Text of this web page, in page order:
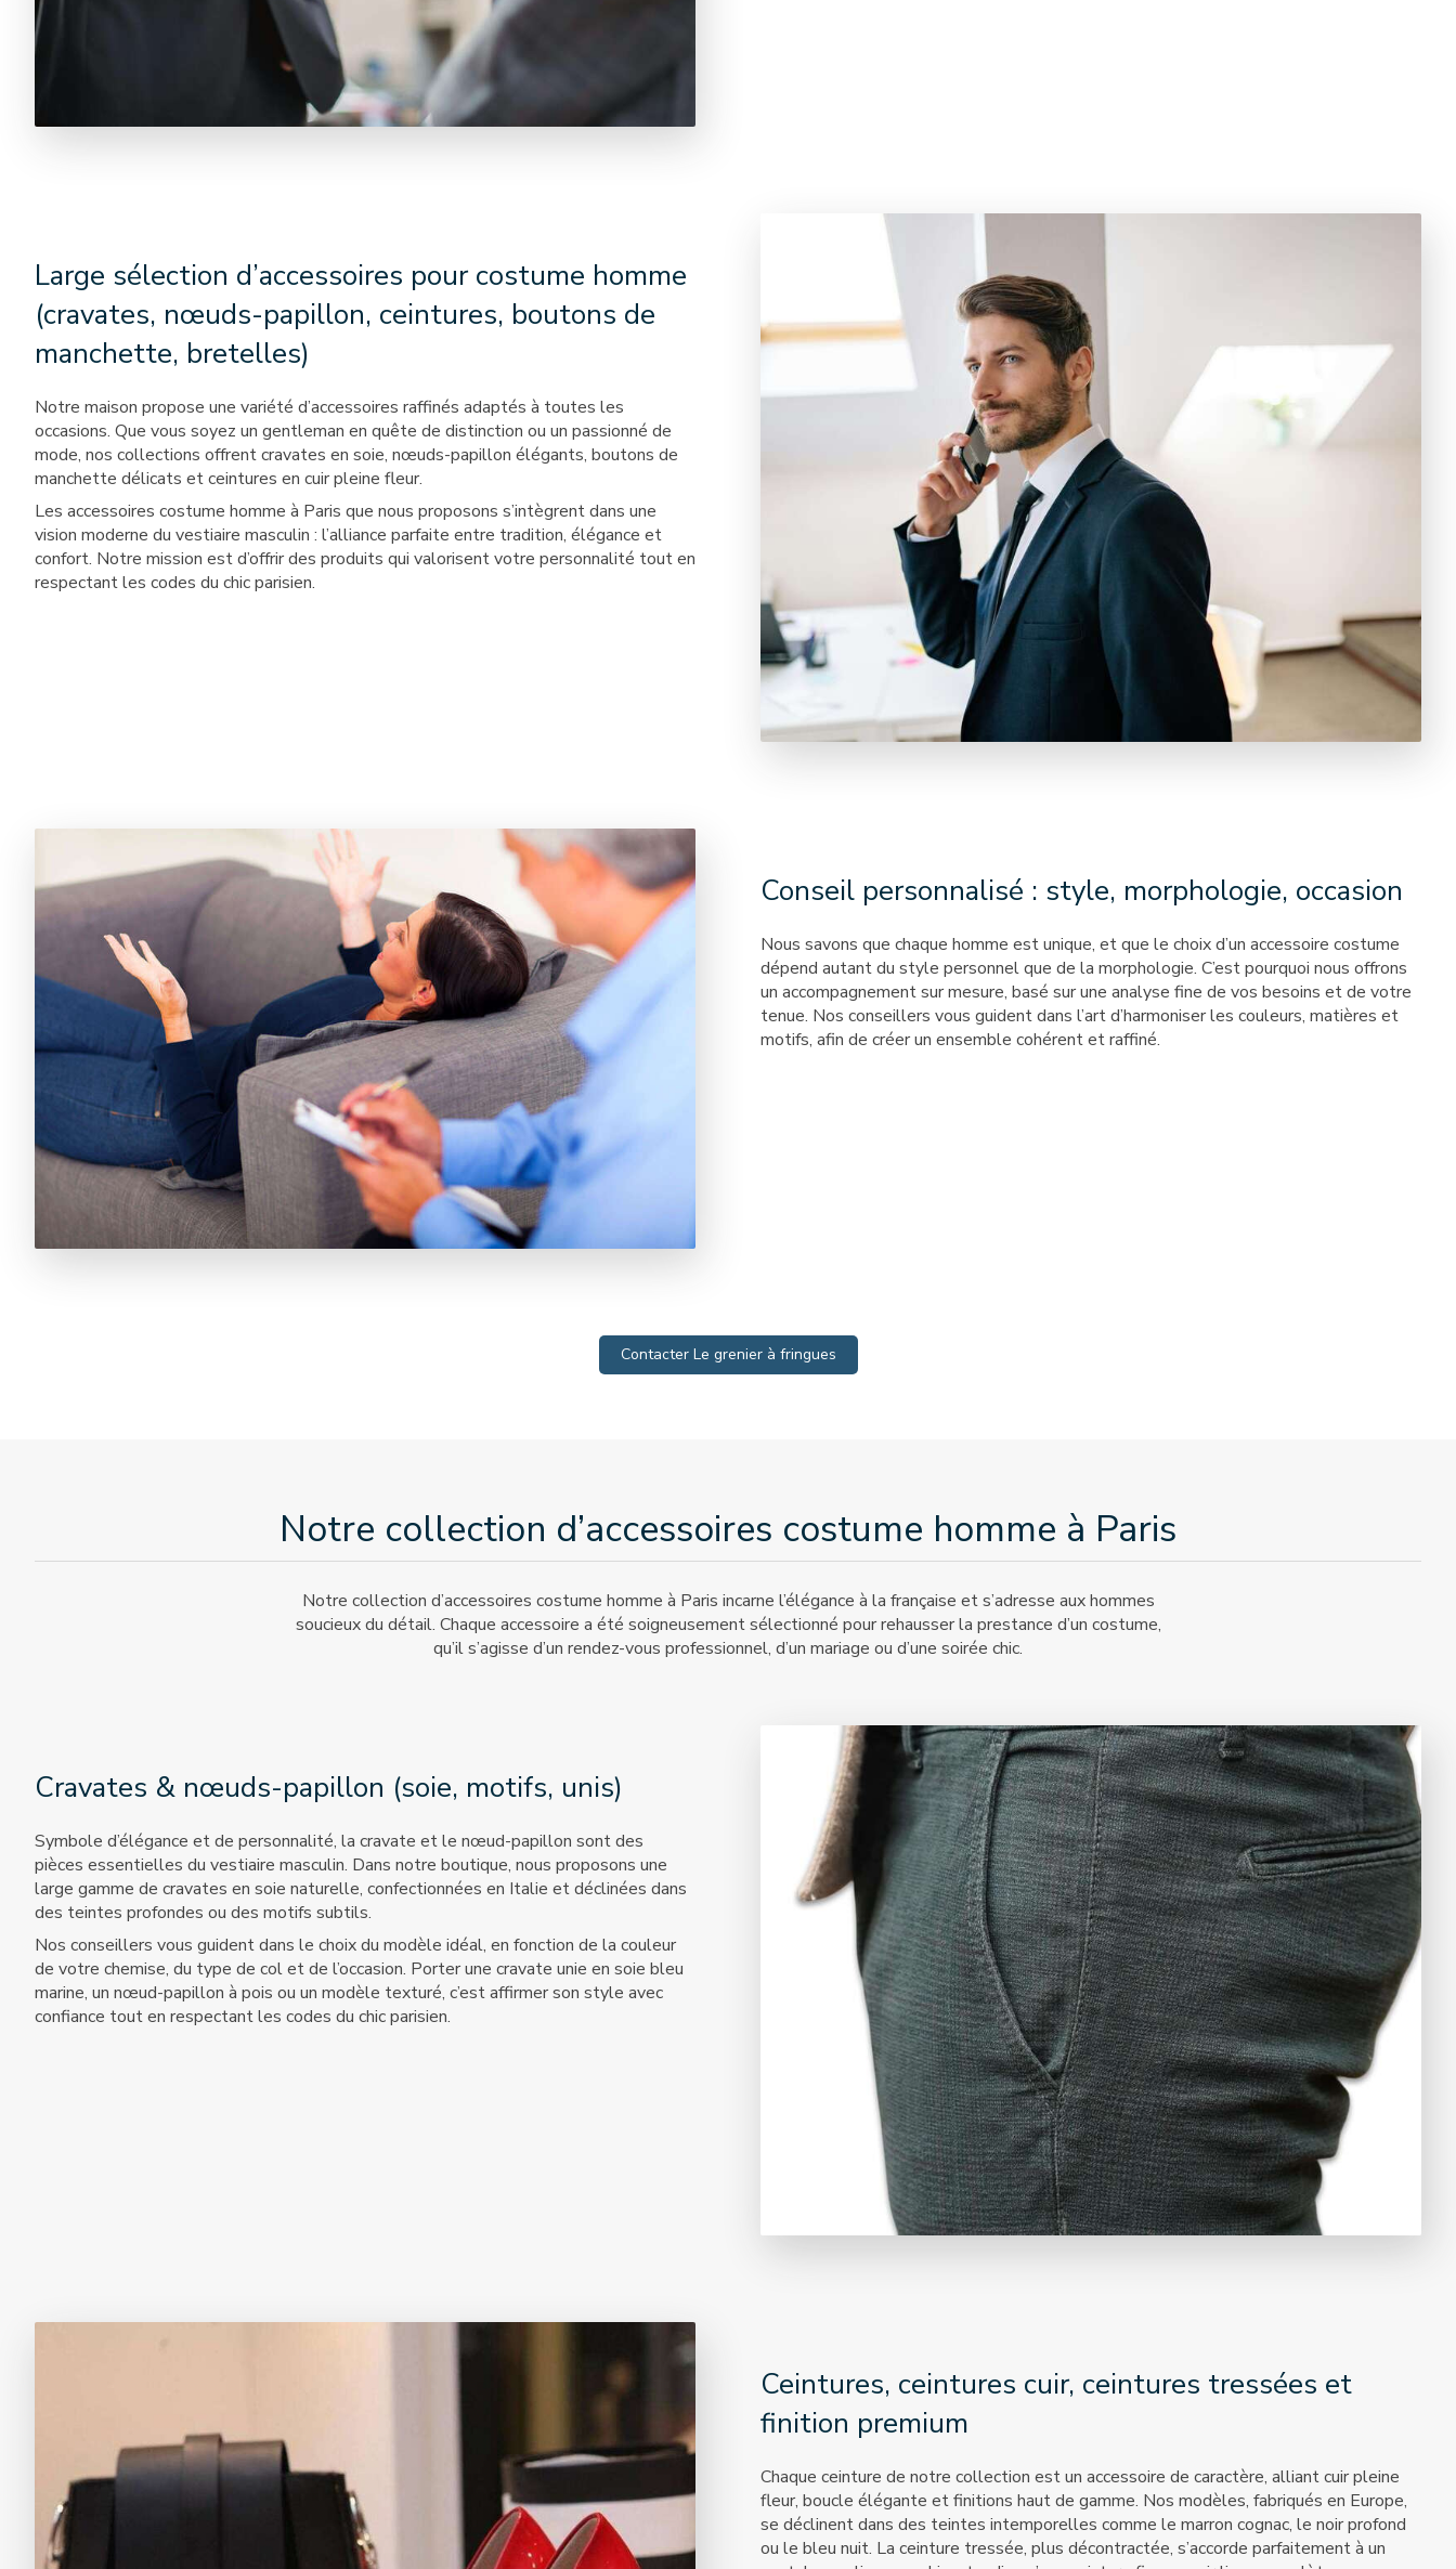
Large sélection d’accessoires pour costume homme
(cravates, nœuds-papillon, ceintures, boutons de
manchette, bretelles)
Notre maison propose une variété d’accessoires raffinés adaptés à toutes les
occasions. Que vous soyez un gentleman en quête de distinction ou un passionné de
mode, nos collections offrent cravates en soie, nœuds-papillon élégants, boutons de
manchette délicats et ceintures en cuir pleine fleur.
Les accessoires costume homme à Paris que nous proposons s’intègrent dans une
vision moderne du vestiaire masculin : l’alliance parfaite entre tradition, élégance et
confort. Notre mission est d’offrir des produits qui valorisent votre personnalité tout en
respectant les codes du chic parisien.
Conseil personnalisé : style, morphologie, occasion
Nous savons que chaque homme est unique, et que le choix d’un accessoire costume
dépend autant du style personnel que de la morphologie. C’est pourquoi nous offrons
un accompagnement sur mesure, basé sur une analyse fine de vos besoins et de votre
tenue. Nos conseillers vous guident dans l’art d’harmoniser les couleurs, matières et
motifs, afin de créer un ensemble cohérent et raffiné.
Contacter Le grenier à fringues
Notre collection d’accessoires costume homme à Paris
Notre collection d’accessoires costume homme à Paris incarne l’élégance à la française et s’adresse aux hommes
soucieux du détail. Chaque accessoire a été soigneusement sélectionné pour rehausser la prestance d’un costume,
qu’il s’agisse d’un rendez-vous professionnel, d’un mariage ou d’une soirée chic.
Cravates & nœuds-papillon (soie, motifs, unis)
Symbole d’élégance et de personnalité, la cravate et le nœud-papillon sont des
pièces essentielles du vestiaire masculin. Dans notre boutique, nous proposons une
large gamme de cravates en soie naturelle, confectionnées en Italie et déclinées dans
des teintes profondes ou des motifs subtils.
Nos conseillers vous guident dans le choix du modèle idéal, en fonction de la couleur
de votre chemise, du type de col et de l’occasion. Porter une cravate unie en soie bleu
marine, un nœud-papillon à pois ou un modèle texturé, c’est affirmer son style avec
confiance tout en respectant les codes du chic parisien.
Ceintures, ceintures cuir, ceintures tressées et
finition premium
Chaque ceinture de notre collection est un accessoire de caractère, alliant cuir pleine
fleur, boucle élégante et finitions haut de gamme. Nos modèles, fabriqués en Europe,
se déclinent dans des teintes intemporelles comme le marron cognac, le noir profond
ou le bleu nuit. La ceinture tressée, plus décontractée, s’accorde parfaitement à un